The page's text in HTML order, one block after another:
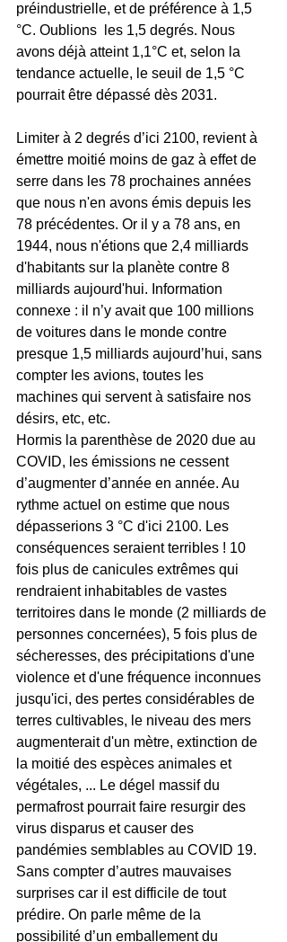
préindustrielle, et de préférence à 1,5
°C. Oublions  les 1,5 degrés. Nous
avons déjà atteint 1,1°C et, selon la
tendance actuelle, le seuil de 1,5 °C
pourrait être dépassé dès 2031.
Limiter à 2 degrés d’ici 2100, revient à
émettre moitié moins de gaz à effet de
serre dans les 78 prochaines années
que nous n'en avons émis depuis les
78 précédentes. Or il y a 78 ans, en
1944, nous n'étions que 2,4 milliards
d'habitants sur la planète contre 8
milliards aujourd'hui. Information
connexe : il n’y avait que 100 millions
de voitures dans le monde contre
presque 1,5 milliards aujourd’hui, sans
compter les avions, toutes les
machines qui servent à satisfaire nos
désirs, etc, etc.
Hormis la parenthèse de 2020 due au
COVID, les émissions ne cessent
d’augmenter d’année en année. Au
rythme actuel on estime que nous
dépasserions 3 °C d'ici 2100. Les
conséquences seraient terribles ! 10
fois plus de canicules extrêmes qui
rendraient inhabitables de vastes
territoires dans le monde (2 milliards de
personnes concernées), 5 fois plus de
sécheresses, des précipitations d'une
violence et d'une fréquence inconnues
jusqu'ici, des pertes considérables de
terres cultivables, le niveau des mers
augmenterait d'un mètre, extinction de
la moitié des espèces animales et
végétales, ... Le dégel massif du
permafrost pourrait faire resurgir des
virus disparus et causer des
pandémies semblables au COVID 19.
Sans compter d’autres mauvaises
surprises car il est difficile de tout
prédire. On parle même de la
possibilité d’un emballement du